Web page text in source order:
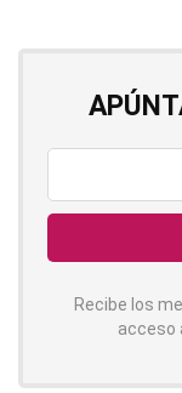
Recibe los
acceso